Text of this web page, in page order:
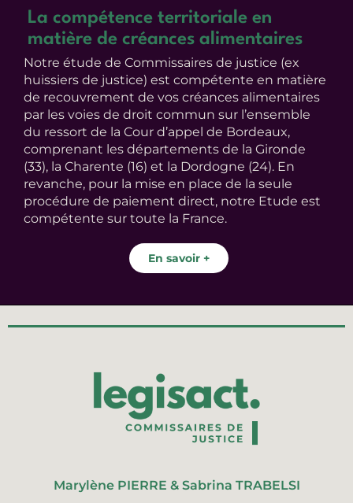
La compétence territoriale en
matière de créances alimentaires
Notre étude de Commissaires de justice (ex
huissiers de justice) est compétente en matière
de recouvrement de vos créances alimentaires
par les voies de droit commun sur l’ensemble
du ressort de la Cour d’appel de Bordeaux,
comprenant les départements de la Gironde
(33), la Charente (16) et la Dordogne (24). En
revanche, pour la mise en place de la seule
procédure de paiement direct, notre Etude est
compétente sur toute la France.
En savoir +
Marylène PIERRE & Sabrina TRABELSI